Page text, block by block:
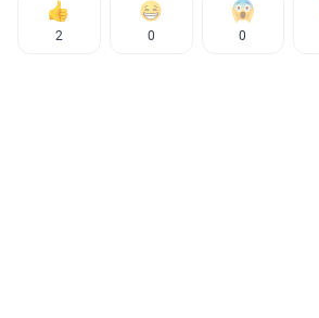
2 0 0